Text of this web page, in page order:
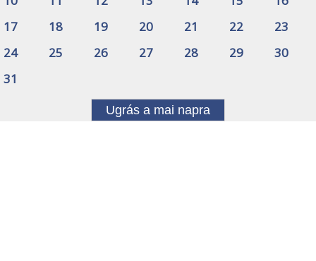
17
18 19 20 21 22
23
24
25 26 27 28 29
30
31
Ugrás a mai napra